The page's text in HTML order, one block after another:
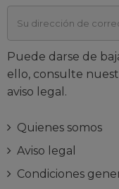
Puede darse de
ello, consulte
aviso legal.
Quienes somos
Aviso legal
Condiciones